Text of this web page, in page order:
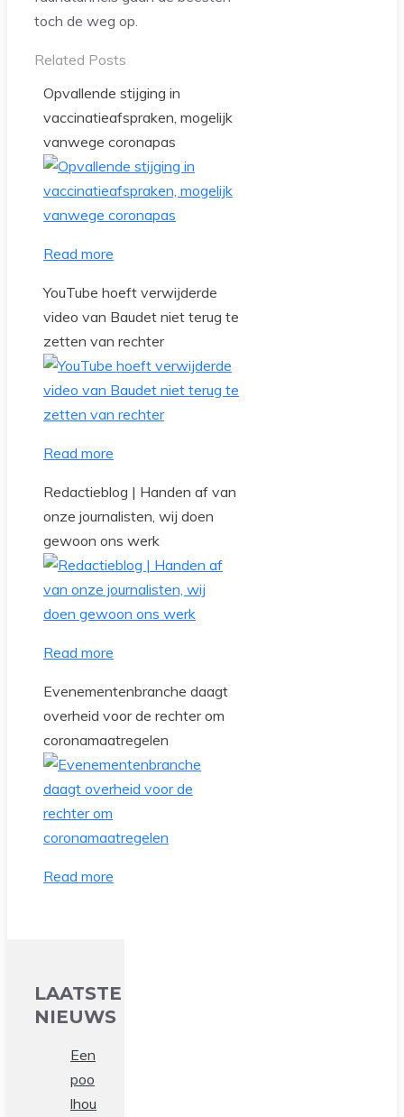
toch de weg op.
Related Posts
Opvallende stijging in
vaccinatieafspraken, mogelijk
vanwege coronapas
Read more
YouTube hoeft verwijderde
video van Baudet niet terug te
zetten van rechter
Read more
Redactieblog | Handen af van
onze journalisten, wij doen
gewoon ons werk
Read more
Evenementenbranche daagt
overheid voor de rechter om
coronamaatregelen
Read more
LAATSTE
NIEUWS
Een
poo
lhou